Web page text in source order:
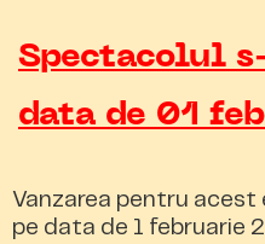
Spectacolul
data de 01
Vanzarea pentru
pe data de 1 februarie